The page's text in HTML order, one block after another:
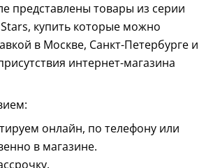
представлены товары из серии
купить которые можно
в Москве, Санкт-Петербурге и
интернет-магазина
онлайн, по телефону или
в магазине.